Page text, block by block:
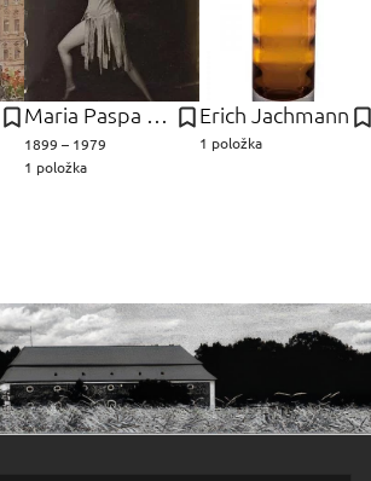
Maria Paspa Karel
1899 – 1979
1 položka
Erich Jachmann
1 položka